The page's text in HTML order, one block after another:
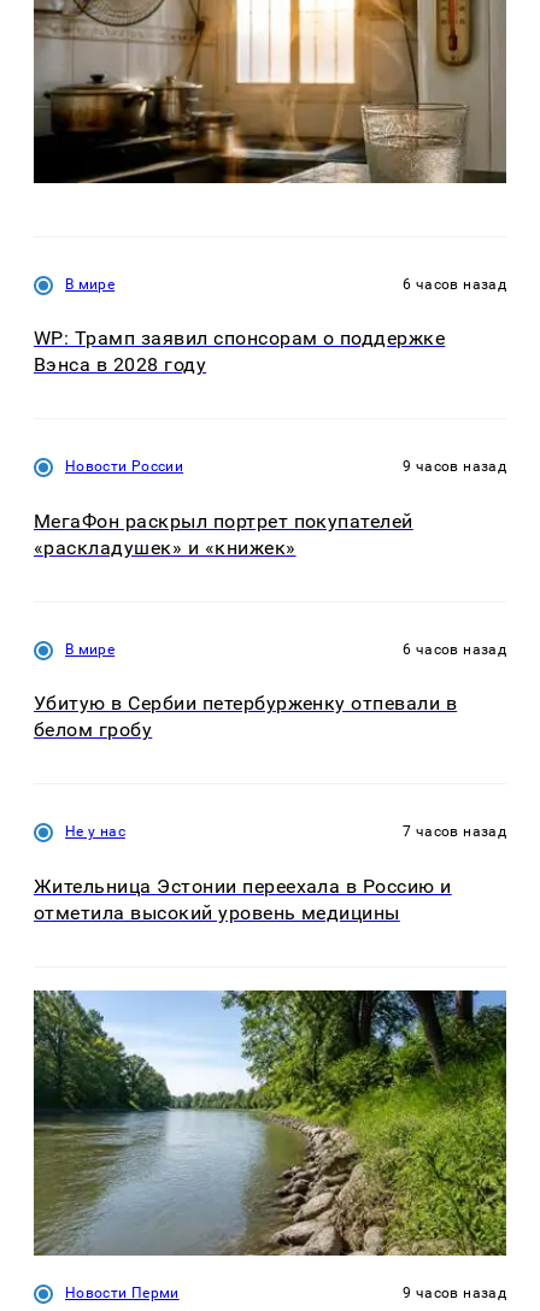
В мире 6 часов назад
WP: Трамп заявил спонсорам о поддержке
Вэнса в 2028 году
Новости России 9 часов назад
МегаФон раскрыл портрет покупателей
«раскладушек» и «книжек»
В мире 6 часов назад
Убитую в Сербии петербурженку отпевали в
белом гробу
Не у нас 7 часов назад
Жительница Эстонии переехала в Россию и
отметила высокий уровень медицины
Новости Перми 9 часов назад